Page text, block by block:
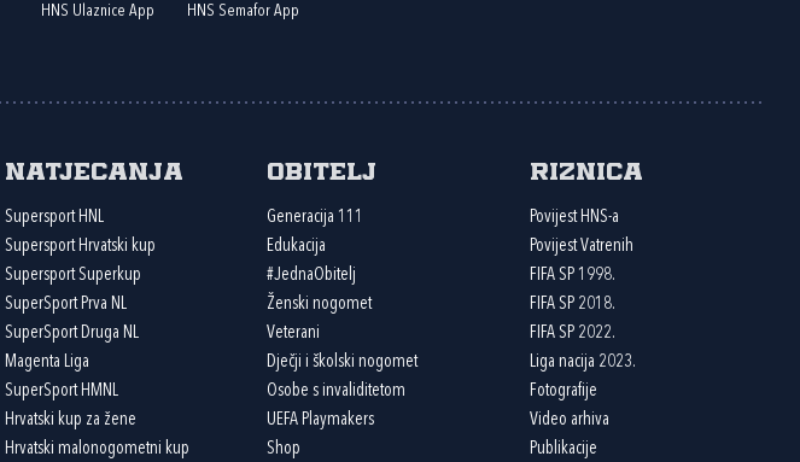
HNS Ulaznice App HNS Semafor App
Natjecanja
Supersport HNL
Supersport Hrvatski kup
Supersport Superkup
SuperSport Prva NL
SuperSport Druga NL
Magenta Liga
SuperSport HMNL
Hrvatski kup za žene
Hrvatski malonogometni kup
Obitelj
Generacija 111
Edukacija
#JednaObitelj
Ženski nogomet
Veterani
Dječji i školski nogomet
Osobe s invaliditetom
UEFA Playmakers
Shop
Riznica
Povijest HNS-a
Povijest Vatrenih
FIFA SP 1998.
FIFA SP 2018.
FIFA SP 2022.
Liga nacija 2023.
Fotografije
Video arhiva
Publikacije